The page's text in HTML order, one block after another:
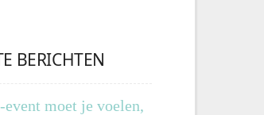
BERICHTEN
event moet je voelen,